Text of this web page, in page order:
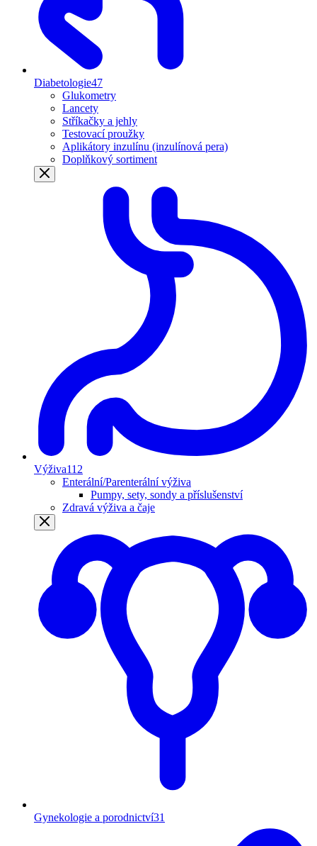
Diabetologie47
Glukometry
Lancety
Stříkačky a jehly
Testovací proužky
Aplikátory inzulínu (inzulínová pera)
Doplňkový sortiment
Výživa112
Enterální/Parenterální výživa
Pumpy, sety, sondy a příslušenství
Zdravá výživa a čaje
Gynekologie a porodnictví31